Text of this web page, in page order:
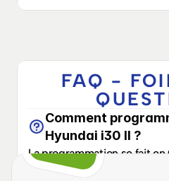
FAQ -
Comment
Hyundai i30 II ?
La programmation se fait
AVDI. Il suffit de